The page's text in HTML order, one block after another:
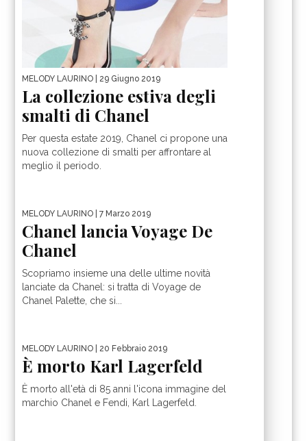
MELODY LAURINO | 29 Giugno 2019
La collezione estiva degli
smalti di Chanel
Per questa estate 2019, Chanel ci propone una
nuova collezione di smalti per affrontare al
meglio il periodo.
MELODY LAURINO | 7 Marzo 2019
Chanel lancia Voyage De
Chanel
Scopriamo insieme una delle ultime novità
lanciate da Chanel: si tratta di Voyage de
Chanel Palette, che si...
MELODY LAURINO | 20 Febbraio 2019
È morto Karl Lagerfeld
È morto all'età di 85 anni l'icona immagine del
marchio Chanel e Fendi, Karl Lagerfeld.